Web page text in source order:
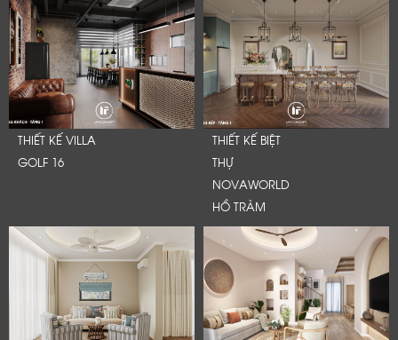
THIẾT KẾ VILLA
GOLF 16
THIẾT KẾ BIỆT
THỰ
NOVAWORLD
HỒ TRÀM